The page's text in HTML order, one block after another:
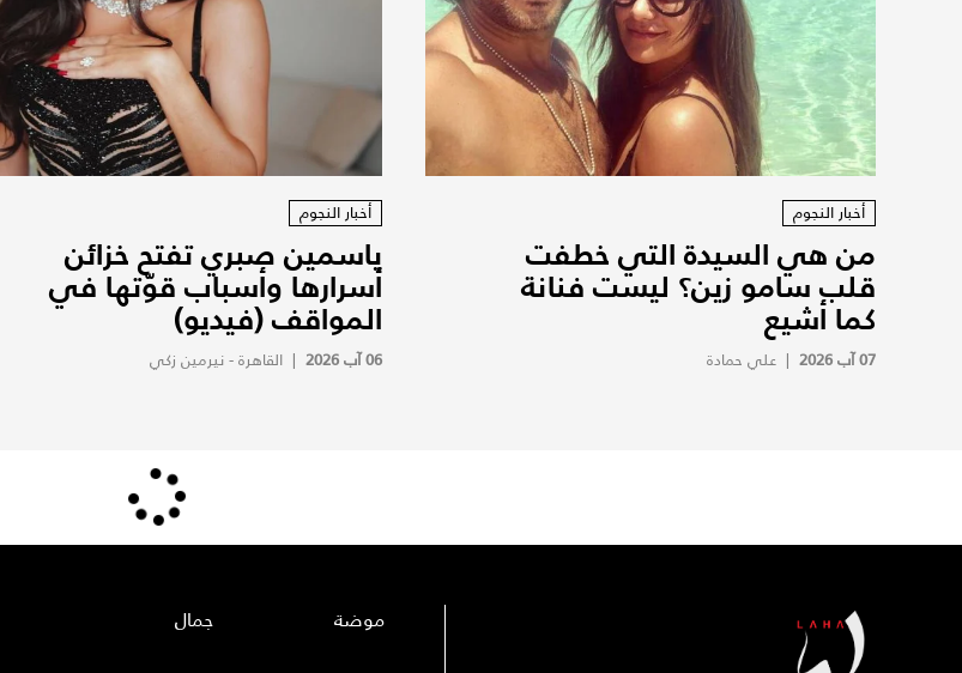
أخبار النجوم
من هي السيدة التي خطفت
قلب سامو زين؟ ليست فنانة
كما أشيع
07 آب 2026 | علي حمادة
أخبار النجوم
ياسمين صبري تفتح خزائن
أسرارها وأسباب قوّتها في
المواقف (فيديو)
06 آب 2026 | القاهرة - نيرمين زكي
موضة
جمال